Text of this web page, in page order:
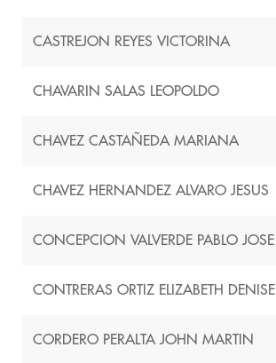
CASTREJON REYES VICTORINA
CHAVARIN SALAS LEOPOLDO
CHAVEZ CASTAÑEDA MARIANA
CHAVEZ HERNANDEZ ALVARO JESUS
CONCEPCION VALVERDE PABLO JOSE
CONTRERAS ORTIZ ELIZABETH DENISE
CORDERO PERALTA JOHN MARTIN